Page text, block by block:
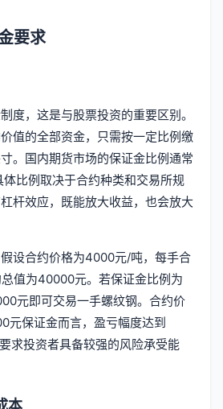
要求
度，这是与股票投资的重要区别。
值的全部资金，只需按一定比例缴
。国内期货市场的保证金比例通常
体比例取决于合约种类和交易所规
杆效应，既能放大收益，也会放大
设合约价格为4000元/吨，每手合
值为40000元。若保证金比例为
元即可交易一手螺纹钢。合约价
元保证金而言，盈亏幅度达到
求投资者具备较强的风险承受能